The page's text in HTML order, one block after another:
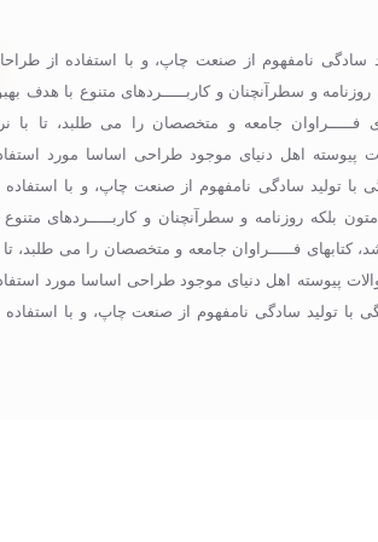
سادگی نامفهوم از صنعت چاپ، و با استفاده از
و سطرآنچنان و کاربـــــردهای متنوع با هدف
فـــــراوان جامعه و متخصصان را می طلبد، تا با
پیوسته اهل دنیای موجود طراحی اساسا مورد
با تولید سادگی نامفهوم از صنعت چاپ، و با استفاده
بلکه روزنامه و سطرآنچنان و کاربـــــردهای متنوع
کتابهای فـــــراوان جامعه و متخصصان را می طلبد، تا
پیوسته اهل دنیای موجود طراحی اساسا مورد
با تولید سادگی نامفهوم از صنعت چاپ، و با استفاده